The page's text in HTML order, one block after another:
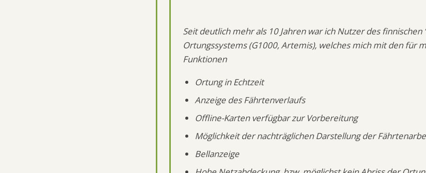
Seit deutlich mehr als 10 Jahren war ich Nutzer des finnischen
Ortungssystems (G1000, Artemis), welches mich mit den für
Funktionen
Ortung in Echtzeit
Anzeige des Fährtenverlaufs
Offline-Karten verfügbar zur Vorbereitung
Möglichkeit der nachträglichen Darstellung der
Bellanzeige